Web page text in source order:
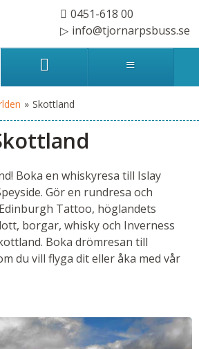
0451-618 00
info@tjornarpsbuss.se
» Skottland
Boka en whiskyresa till Islay
Gör en rundresa och
Tattoo, höglandets
borgar, whisky och Inverness
Boka drömresan till
du vill flyga dit eller åka med vår